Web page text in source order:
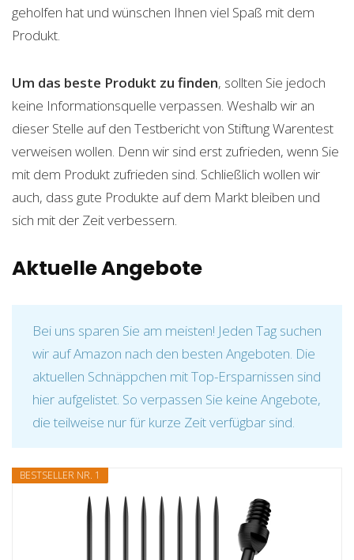
geholfen hat und wünschen Ihnen viel Spaß mit dem
Produkt.
Um das beste Produkt zu finden, sollten Sie jedoch
keine Informationsquelle verpassen. Weshalb wir an
dieser Stelle auf den Testbericht von Stiftung Warentest
verweisen wollen. Denn wir sind erst zufrieden, wenn Sie
mit dem Produkt zufrieden sind. Schließlich wollen wir
auch, dass gute Produkte auf dem Markt bleiben und
sich mit der Zeit verbessern.
Aktuelle Angebote
Bei uns sparen Sie am meisten! Jeden Tag suchen
wir auf Amazon nach den besten Angeboten. Die
aktuellen Schnäppchen mit Top-Ersparnissen sind
hier aufgelistet. So verpassen Sie keine Angebote,
die teilweise nur für kurze Zeit verfügbar sind.
BESTSELLER NR. 1